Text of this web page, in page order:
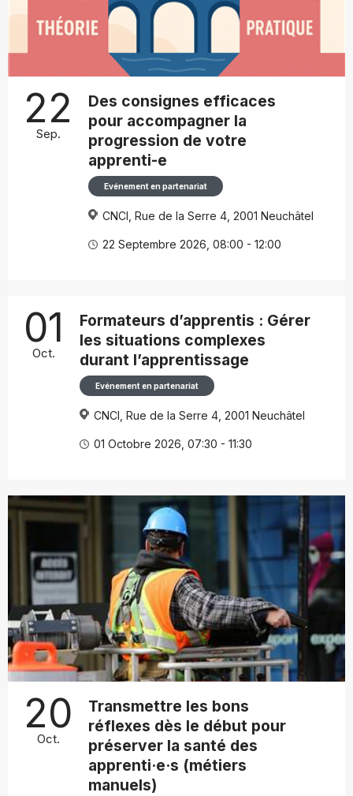
22
Sep.
Des consignes efficaces
pour accompagner la
progression de votre
apprenti-e
Evénement en partenariat
CNCI, Rue de la Serre 4, 2001 Neuchâtel
22 Septembre 2026, 08:00 - 12:00
01
Oct.
Formateurs d’apprentis : Gérer
les situations complexes
durant l’apprentissage
Evénement en partenariat
CNCI, Rue de la Serre 4, 2001 Neuchâtel
01 Octobre 2026, 07:30 - 11:30
20
Oct.
Transmettre les bons
réflexes dès le début pour
préserver la santé des
apprenti·e·s (métiers
manuels)